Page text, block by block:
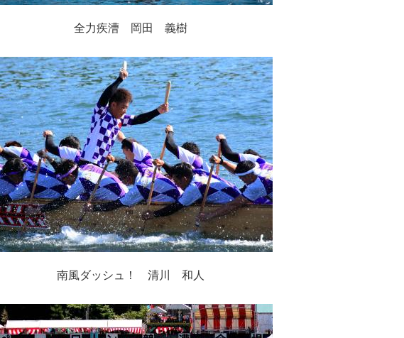
全力疾漕 岡田 義樹
南風ダッシュ！ 清川 和人